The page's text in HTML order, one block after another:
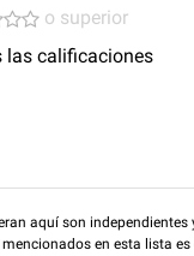
o superior
las calificaciones
aquí son
en esta lista